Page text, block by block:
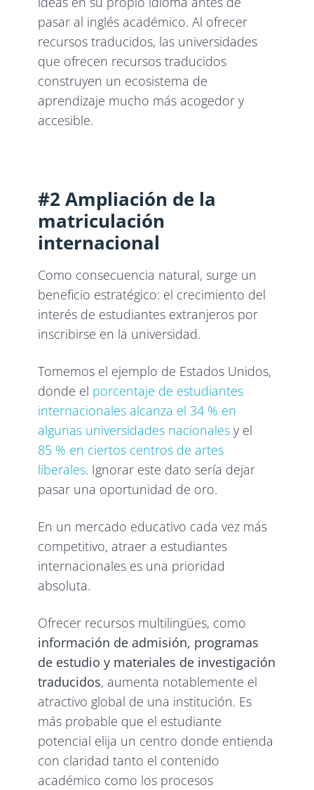
pasar al inglés académico. Al ofrecer
recursos traducidos, las universidades
que ofrecen recursos traducidos
construyen un ecosistema de
aprendizaje mucho más acogedor y
accesible.
#2 Ampliación de la
matriculación
internacional
Como consecuencia natural, surge un
beneficio estratégico: el crecimiento del
interés de estudiantes extranjeros por
inscribirse en la universidad.
Tomemos el ejemplo de Estados Unidos,
donde el porcentaje de estudiantes
internacionales alcanza el 34 % en
algunas universidades nacionales y el
85 % en ciertos centros de artes
liberales. Ignorar este dato sería dejar
pasar una oportunidad de oro.
En un mercado educativo cada vez más
competitivo, atraer a estudiantes
internacionales es una prioridad
absoluta.
Ofrecer recursos multilingües, como
información de admisión, programas
de estudio y materiales de investigación
traducidos, aumenta notablemente el
atractivo global de una institución. Es
más probable que el estudiante
potencial elija un centro donde entienda
con claridad tanto el contenido
académico como los procesos